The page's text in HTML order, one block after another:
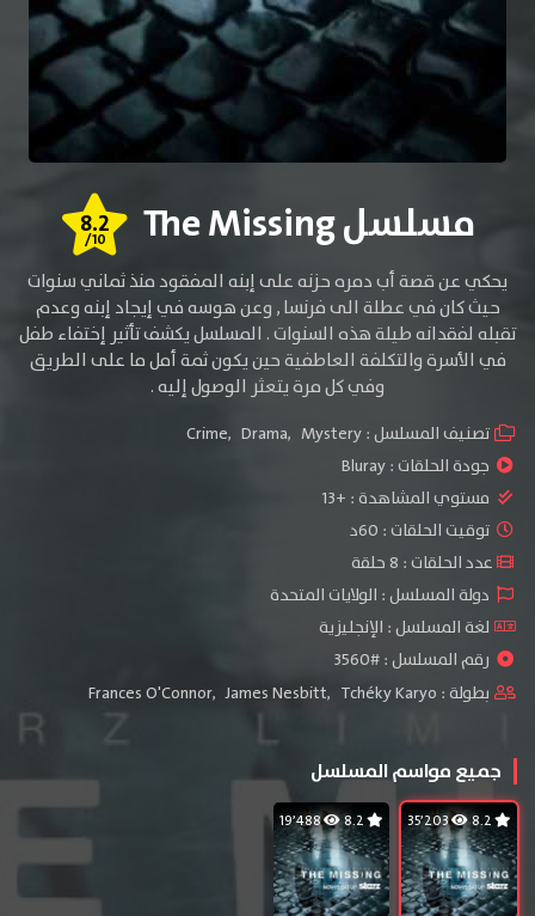
مسلسل The Missing 8.2
/10
يحكي عن قصة أب دمره حزنه على إبنه المفقود منذ ثماني سنوات
حيث كان في عطلة الى فرنسا , وعن هوسه في إيجاد إبنه وعدم
تقبله لفقدانه طيلة هذه السنوات . المسلسل يكشف تأثير إختفاء طفل
في الأسرة والتكلفة العاطفية حين يكون ثمة أمل ما على الطريق
وفي كل مرة يتعثر الوصول إليه .
تصنيف المسلسل : Crime, Drama, Mystery
جودة الحلقات :Bluray
مستوي المشاهدة : +13
توقيت الحلقات : 60د
عدد الحلقات : 8 حلقة
دولة المسلسل : الولايات المتحدة
لغة المسلسل : الإنجليزية
رقم المسلسل : #3560
بطولة :
Frances O'Connor, James Nesbitt, Tchéky Karyo
جميع مواسم المسلسل
35٬203 19٬488